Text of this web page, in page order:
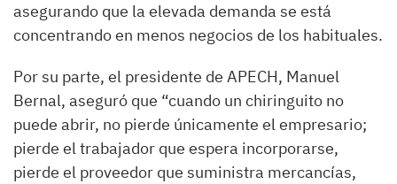
asegurando que la elevada demanda se está
concentrando en menos negocios de los habituales.
Por su parte, el presidente de APECH, Manuel
Bernal, aseguró que “cuando un chiringuito no
puede abrir, no pierde únicamente el empresario;
pierde el trabajador que espera incorporarse,
pierde el proveedor que suministra mercancías,